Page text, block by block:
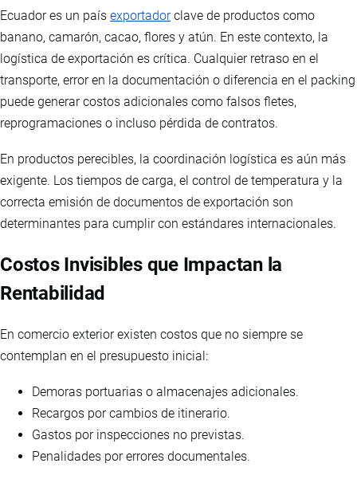
Ecuador es un país exportadorclave de productos como
banano, camarón, cacao, flores y atún. En este contexto, la
logística de exportación es crítica. Cualquier retraso en el
transporte, error en la documentación o diferencia en el packing
puede generar costos adicionales como falsos fletes,
reprogramaciones o incluso pérdida de contratos.
En productos perecibles, la coordinación logística es aún más
exigente. Los tiempos de carga, el control de temperatura y la
correcta emisión de documentos de exportación son
determinantes para cumplir con estándares internacionales.
Costos Invisibles que Impactan la
Rentabilidad
En comercio exterior existen costos que no siempre se
contemplan en el presupuesto inicial:
Demoras portuarias o almacenajes adicionales.
Recargos por cambios de itinerario.
Gastos por inspecciones no previstas.
Penalidades por errores documentales.